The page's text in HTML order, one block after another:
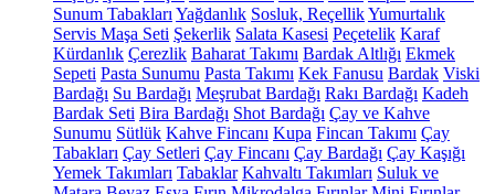
Sunum Tabakları Yağdanlık Sosluk, ReçellikYumurtalık
Servis Maşa Seti Şekerlik Salata Kasesi Peçetelik Karaf
Kürdanlık Çerezlik Baharat Takımı Bardak Altlığı Ekmek
Sepeti Pasta Sunumu Pasta Takımı Kek Fanusu Bardak Viski
Bardağı Su Bardağı Meşrubat Bardağı Rakı Bardağı Kadeh
Bardak Seti Bira Bardağı Shot Bardağı Çay ve Kahve
Sunumu Sütlük Kahve Fincanı Kupa Fincan Takımı Çay
Tabakları Çay Setleri Çay Fincanı Çay Bardağı Çay Kaşığı
Yemek Takımları Tabaklar Kahvaltı Takımları Suluk ve